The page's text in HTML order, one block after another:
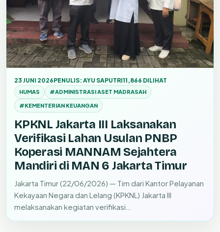
23 JUNI 2026PENULIS: AYU SAPUTRI11,866 DILIHAT
HUMAS #ADMINISTRASI ASET MADRASAH
#KEMENTERIAN KEUANGAN
KPKNL Jakarta III Laksanakan
Verifikasi Lahan Usulan PNBP
Koperasi MANNAM Sejahtera
Mandiri di MAN 6 Jakarta Timur
Jakarta Timur (22/06/2026) — Tim dari Kantor Pelayanan
Kekayaan Negara dan Lelang (KPKNL) Jakarta III
melaksanakan kegiatan verifikasi…